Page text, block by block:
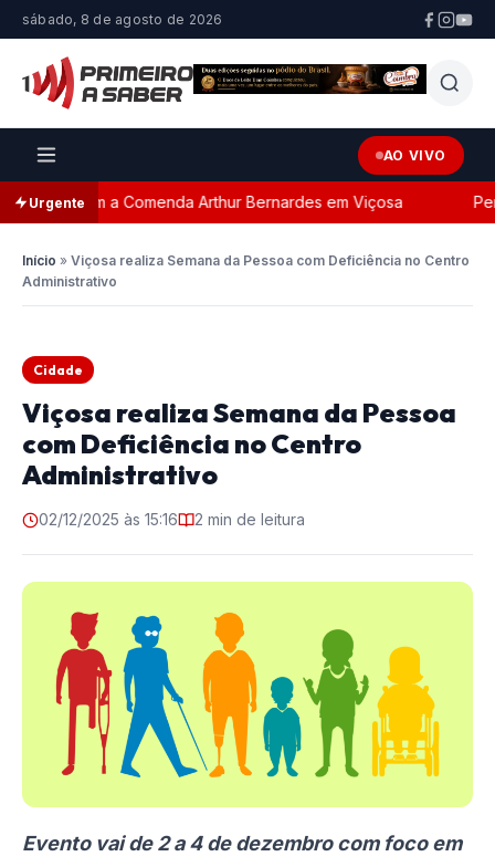
sábado, 8 de agosto de 2026
AO VIVO
Urgente
com a Comenda Arthur Bernardes em Viçosa
Início » Viçosa realiza Semana da Pessoa com Deficiência no Centro
Administrativo
Cidade
Viçosa realiza Semana da Pessoa
com Deficiência no Centro
Administrativo
02/12/2025 às 15:16 2 min de leitura
Evento vai de 2 a 4 de dezembro com foco em